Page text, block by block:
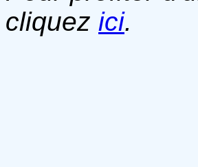
cliquez ici.